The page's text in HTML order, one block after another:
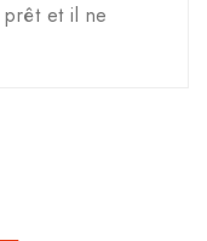
prêt et il ne